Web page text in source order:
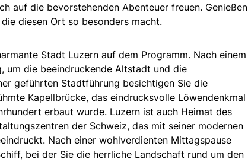
auf die bevorstehenden Abenteuer freuen. Genießen
diesen Ort so besonders macht.
Stadt Luzern auf dem Programm. Nach einem
um die beeindruckende Altstadt und die
geführten Stadtführung besichtigen Sie die
Kapellbrücke, das eindrucksvolle Löwendenkmal
erbaut wurde. Luzern ist auch Heimat des
der Schweiz, das mit seiner modernen
Nach einer wohlverdienten Mittagspause
bei der Sie die herrliche Landschaft rund um den